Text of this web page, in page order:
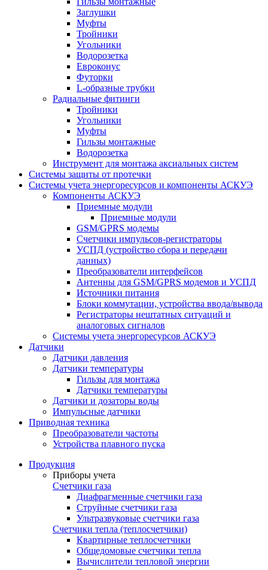
Заглушки
Муфты
Тройники
Угольники
Водорозетка
Евроконус
Футорки
L-образные трубки
Радиальные фитинги
Тройники
Угольники
Муфты
Гильзы монтажные
Водорозетка
Инструмент для монтажа аксиальных систем
Системы защиты от протечки
Системы учета энергоресурсов и компоненты АСКУЭ
Компоненты АСКУЭ
Приемные модули
Приемные модули
GSM/GPRS модемы
Счетчики импульсов-регистраторы
УСПД (устройство сбора и передачи
данных)
Преобразователи интерфейсов
Антенны для GSM/GPRS модемов и УСПД
Источники питания
Блоки коммутации, устройства ввода/вывода
Регистраторы нештатных ситуаций и
аналоговых сигналов
Системы учета энергоресурсов АСКУЭ
Датчики
Датчики давления
Датчики температуры
Гильзы для монтажа
Датчики температуры
Датчики и дозаторы воды
Импульсные датчики
Приводная техника
Преобразователи частоты
Устройства плавного пуска
Продукция
Приборы учета
Счетчики газа
Диафрагменные счетчики газа
Струйные счетчики газа
Ультразвуковые счетчики газа
Счетчики тепла (теплосчетчики)
Квартирные теплосчетчики
Общедомовые счетчики тепла
Вычислители тепловой энергии